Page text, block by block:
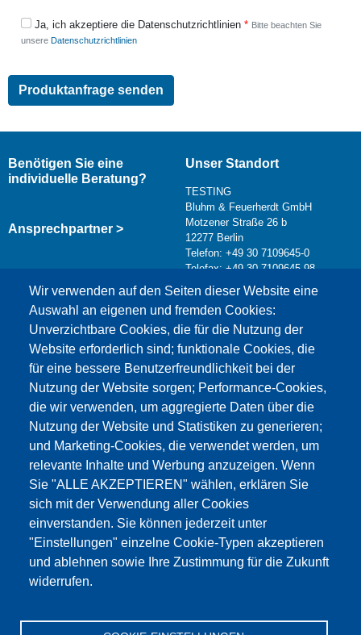
Ja, ich akzeptiere die Datenschutzrichtlinien
Bitte beachten Sie
unsere Datenschutzrichtlinien
Wir verwenden auf den Seiten dieser Website eine
Auswahl an eigenen und fremden Cookies:
Unverzichtbare Cookies, die für die Nutzung der
Website erforderlich sind; funktionale Cookies, die
für eine bessere Benutzerfreundlichkeit bei der
Nutzung der Website sorgen; Performance-Cookies,
die wir verwenden, um aggregierte Daten über die
Nutzung der Website und Statistiken zu generieren;
und Marketing-Cookies, die verwendet werden, um
relevante Inhalte und Werbung anzuzeigen. Wenn
Sie "ALLE AKZEPTIEREN" wählen, erklären Sie
sich mit der Verwendung aller Cookies
einverstanden. Sie können jederzeit unter
"Einstellungen" einzelne Cookie-Typen akzeptieren
und ablehnen sowie Ihre Zustimmung für die Zukunft
widerrufen.
Benötigen Sie eine
individuelle Beratung?
Ansprechpartner >
Unser Standort
TESTING
Bluhm & Feuerherdt GmbH
Motzener Straße 26 b
12277 Berlin
Telefon: +49 30 7109645-0
Telefax: +49 30 7109645-98
info@testing.de
Dieser Inhalt ist blockiert, da die Google Maps
Cookies nicht akzeptiert wurden.
NUR DIE GOOGLE MAPS COOKIES
AKZEPTIEREN.
Alle Cookies akzeptieren